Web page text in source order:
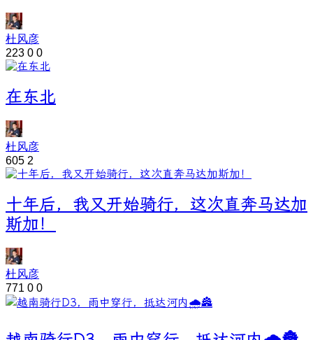
杜风彦
223 0 0
在东北
杜风彦
605 2
十年后，我又开始骑行，这次直奔马达加
斯加！
杜风彦
771 0 0